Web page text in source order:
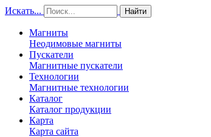
Искать... Найти
Магниты
Неодимовые магниты
Пускатели
Магнитные пускатели
Технологии
Магнитные технологии
Каталог
Каталог продукции
Карта
Карта сайта